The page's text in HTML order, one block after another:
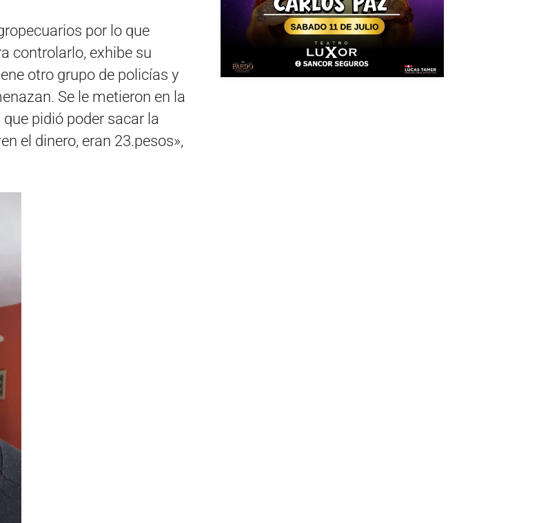
por lo que
controlarlo, exhibe su
otro grupo de policías y
Se le metieron en la
pidió poder sacar la
el dinero, eran 23.pesos»,